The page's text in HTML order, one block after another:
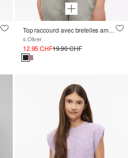
Top raccourci avec bretelles amovibles et détail smocké
s.Oliver
12.95 CHF19.90 CHF